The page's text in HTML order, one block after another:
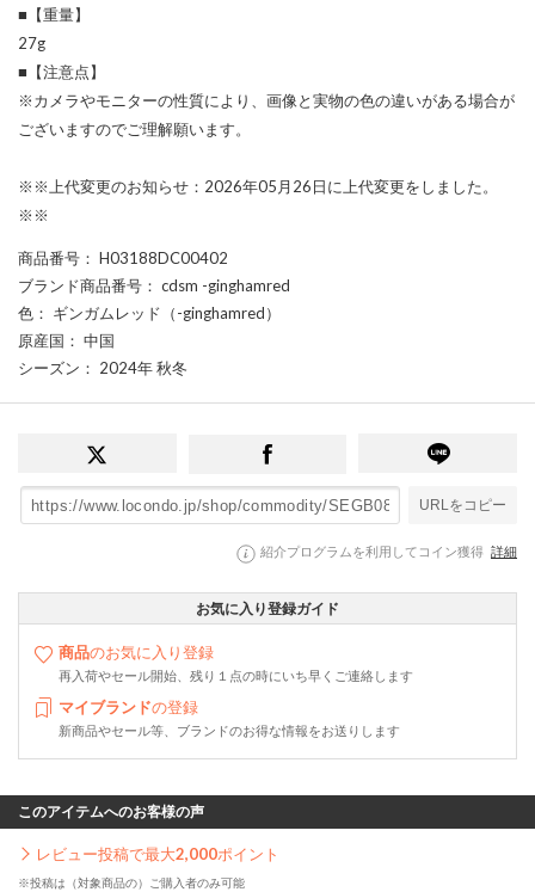
■【重量】
27g
■【注意点】
※カメラやモニターの性質により、画像と実物の色の違いがある場合が
ございますのでご理解願います。
※※上代変更のお知らせ：2026年05月26日に上代変更をしました。
※※
商品番号 ： H03188DC00402
ブランド商品番号 ： cdsm -ginghamred
色 ： ギンガムレッド（-ginghamred）
原産国 ： 中国
シーズン ： 2024年 秋冬
URLをコピー
紹介プログラムを利用してコイン獲得 詳細
お気に入り登録ガイド
商品のお気に入り登録
再入荷やセール開始、残り１点の時にいち早くご連絡します
マイブランドの登録
新商品やセール等、ブランドのお得な情報をお送りします
このアイテムへのお客様の声
レビュー投稿で最大2,000ポイント
※投稿は（対象商品の）ご購入者のみ可能